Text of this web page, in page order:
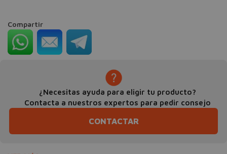
Compartir
¿Necesitas ayuda para eligir tu producto?
Contacta a nuestros expertos para pedir consejo
CONTACTAR